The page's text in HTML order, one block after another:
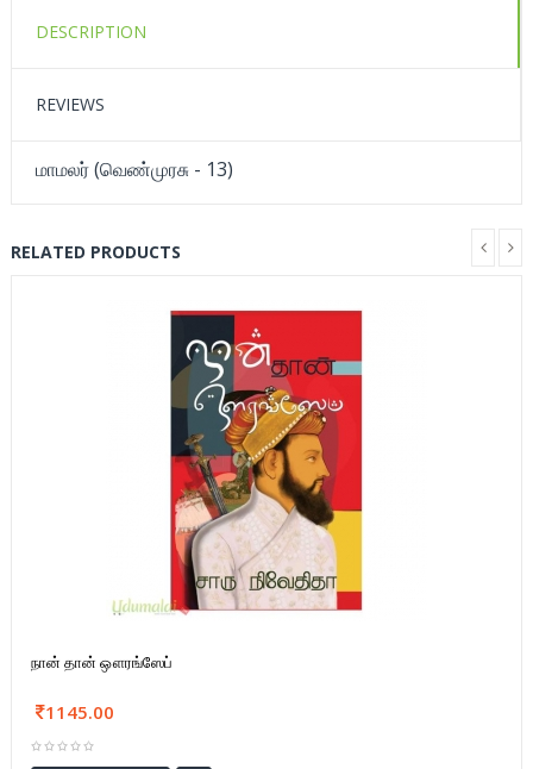
DESCRIPTION
REVIEWS
மாமலர் (வெண்முரசு - 13)
RELATED PRODUCTS
நான் தான் ஔரங்ஸேப்
1145.00